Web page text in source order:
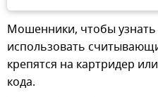
Мошенники, чтобы узнать
использовать
крепятся на картридер
кода.